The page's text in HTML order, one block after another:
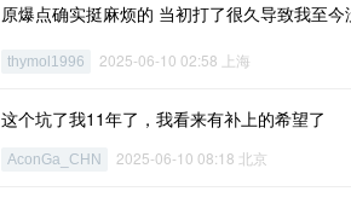
原爆点确实挺麻烦的 当初打了很久导致我至
thymol1996 2025-06-10 02:58 上海
这个坑了我11年了，我看来有补上的希望了
AconGa_CHN 2025-06-10 08:18 北京